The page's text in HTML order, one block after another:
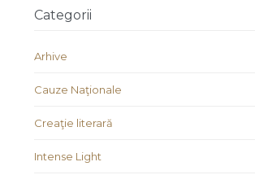
Categorii
Arhive
Cauze Naţionale
Creaţie literară
Intense Light